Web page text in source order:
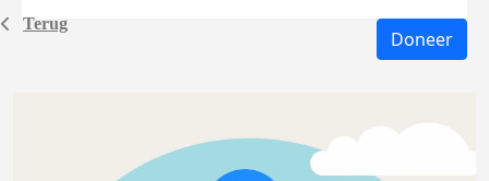
Terug
Doneer